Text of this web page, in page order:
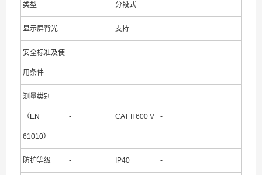
类型 - 分段式 -
显示屏背光 - 支持 -
安全标准及使
用条件
- - -
测量类别
（EN
61010）
- CAT II 600 V -
防护等级 - IP40 -